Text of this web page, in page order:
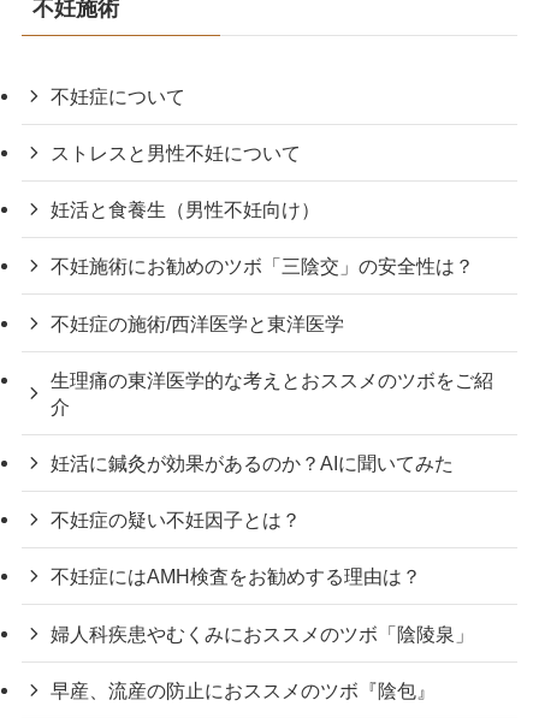
不妊施術
不妊症について
ストレスと男性不妊について
妊活と食養生（男性不妊向け）
不妊施術にお勧めのツボ「三陰交」の安全性は？
不妊症の施術/西洋医学と東洋医学
生理痛の東洋医学的な考えとおススメのツボをご紹
介
妊活に鍼灸が効果があるのか？AIに聞いてみた
不妊症の疑い不妊因子とは？
不妊症にはAMH検査をお勧めする理由は？
婦人科疾患やむくみにおススメのツボ「陰陵泉」
早産、流産の防止におススメのツボ『陰包』